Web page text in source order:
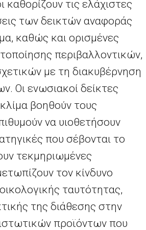
καθορίζουν τις ελάχιστες
των δεικτών αναφοράς
καθώς και ορισμένες
περιβαλλοντικών,
με τη διακυβέρνηση
Οι ενωσιακοί δείκτες
βοηθούν τους
να υιοθετήσουν
που σέβονται το
τεκμηριωμένες
τον κίνδυνο
ταυτότητας,
της διάθεσης στην
προϊόντων που